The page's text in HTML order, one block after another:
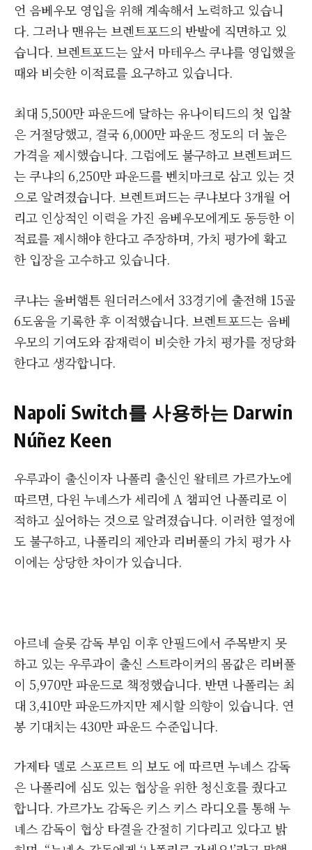
언 음베우모 영입을 위해 계속해서 노력하고 있습니
다. 그러나 맨유는 브렌트포드의 반발에 직면하고 있
습니다. 브렌트포드는 앞서 마테우스 쿠냐를 영입했을
때와 비슷한 이적료를 요구하고 있습니다.
최대 5,500만 파운드에 달하는 유나이티드의 첫 입찰
은 거절당했고, 결국 6,000만 파운드 정도의 더 높은
가격을 제시했습니다. 그럼에도 불구하고 브렌트퍼드
는 쿠냐의 6,250만 파운드를 벤치마크로 삼고 있는 것
으로 알려졌습니다. 브렌트퍼드는 쿠냐보다 3개월 어
리고 인상적인 이력을 가진 음베우모에게도 동등한 이
적료를 제시해야 한다고 주장하며, 가치 평가에 확고
한 입장을 고수하고 있습니다.
쿠냐는 울버햄튼 원더러스에서 33경기에 출전해 15골
6도움을 기록한 후 이적했습니다. 브렌트포드는 음베
우모의 기여도와 잠재력이 비슷한 가치 평가를 정당화
한다고 생각합니다.
Napoli Switch를 사용하는 Darwin
Núñez Keen
우루과이 출신이자 나폴리 출신인 왈테르 가르가노에
따르면, 다윈 누녜스가 세리에 A 챔피언 나폴리로 이
적하고 싶어하는 것으로 알려졌습니다. 이러한 열정에
도 불구하고, 나폴리의 제안과 리버풀의 가치 평가 사
이에는 상당한 차이가 있습니다.
아르네 슬롯 감독 부임 이후 안필드에서 주목받지 못
하고 있는 우루과이 출신 스트라이커의 몸값은 리버풀
이 5,970만 파운드로 책정했습니다. 반면 나폴리는 최
대 3,410만 파운드까지만 제시할 의향이 있습니다. 연
봉 기대치는 430만 파운드 수준입니다.
가제타 델로 스포르트 의 보도 에 따르면 누녜스 감독
은 나폴리에 심도 있는 협상을 위한 청신호를 줬다고
합니다. 가르가노 감독은 키스 키스 라디오를 통해 누
녜스 감독이 협상 타결을 간절히 기다리고 있다고 밝